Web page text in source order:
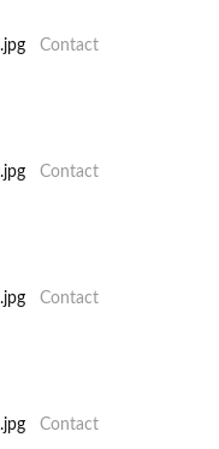
Contact
Contact
Contact
Contact